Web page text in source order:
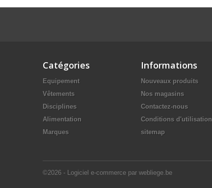
Catégories
Equipement
Vêtements
Disciplines
Alimentation
Marques
Informations
Nouveaux produits
Nos magasins
Contactez-nous
Conditions d'utilisation
sitemap
©2026 - Logiciel e-commerce par webliege.be